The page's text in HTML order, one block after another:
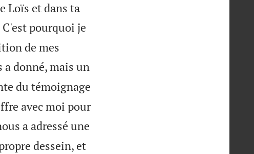
Loïs et dans ta
C'est pourquoi je
de mes
donné, mais un
du témoignage
avec moi pour
a adressé une
dessein, et